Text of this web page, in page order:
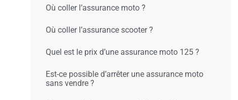
Où coller l’assurance moto ?
Où coller l’assurance scooter ?
Quel est le prix d’une assurance moto 125 ?
Est-ce possible d’arrêter une assurance moto
sans vendre ?